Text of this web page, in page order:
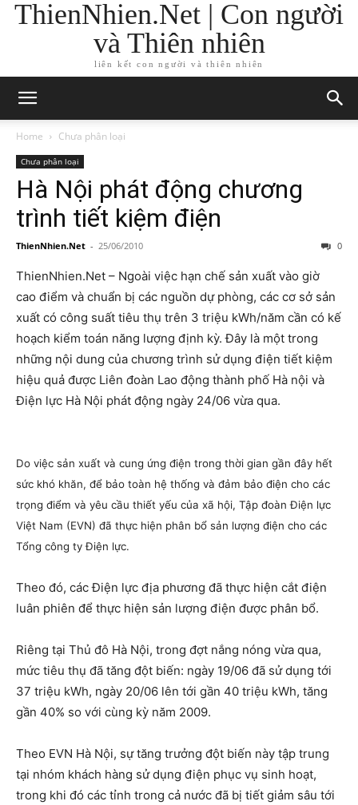
ThienNhien.Net | Con người
và Thiên nhiên
liên kết con người và thiên nhiên
Home Chưa phân loại
Chưa phân loại
Hà Nội phát động chương
trình tiết kiệm điện
ThienNhien.Net - 25/06/2010 0
ThienNhien.Net – Ngoài việc hạn chế sản xuất vào giờ
cao điểm và chuẩn bị các nguồn dự phòng, các cơ sở sản
xuất có công suất tiêu thụ trên 3 triệu kWh/năm cần có kế
hoạch kiểm toán năng lượng định kỳ. Đây là một trong
những nội dung của chương trình sử dụng điện tiết kiệm
hiệu quả được Liên đoàn Lao động thành phố Hà nội và
Điện lực Hà Nội phát động ngày 24/06 vừa qua.
Do việc sản xuất và cung ứng điện trong thời gian gần đây hết
sức khó khăn, để bảo toàn hệ thống và đảm bảo điện cho các
trọng điểm và yêu cầu thiết yếu của xã hội, Tập đoàn Điện lực
Việt Nam (EVN) đã thực hiện phân bổ sản lượng điện cho các
Tổng công ty Điện lực.
Theo đó, các Điện lực địa phương đã thực hiện cắt điện
luân phiên để thực hiện sản lượng điện được phân bổ.
Riêng tại Thủ đô Hà Nội, trong đợt nắng nóng vừa qua,
mức tiêu thụ đã tăng đột biến: ngày 19/06 đã sử dụng tới
37 triệu kWh, ngày 20/06 lên tới gần 40 triệu kWh, tăng
gần 40% so với cùng kỳ năm 2009.
Theo EVN Hà Nội, sự tăng trưởng đột biến này tập trung
tại nhóm khách hàng sử dụng điện phục vụ sinh hoạt,
trong khi đó các tỉnh trong cả nước đã bị tiết giảm sâu tới